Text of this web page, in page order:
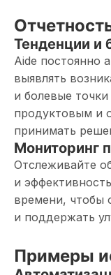
Тенденции и
Aide постоянно
выявлять
и болевые
продуктовым и
принимать
Мониторинг
Отслеживайте
и
времени, чтобы
и поддержать
Примеры